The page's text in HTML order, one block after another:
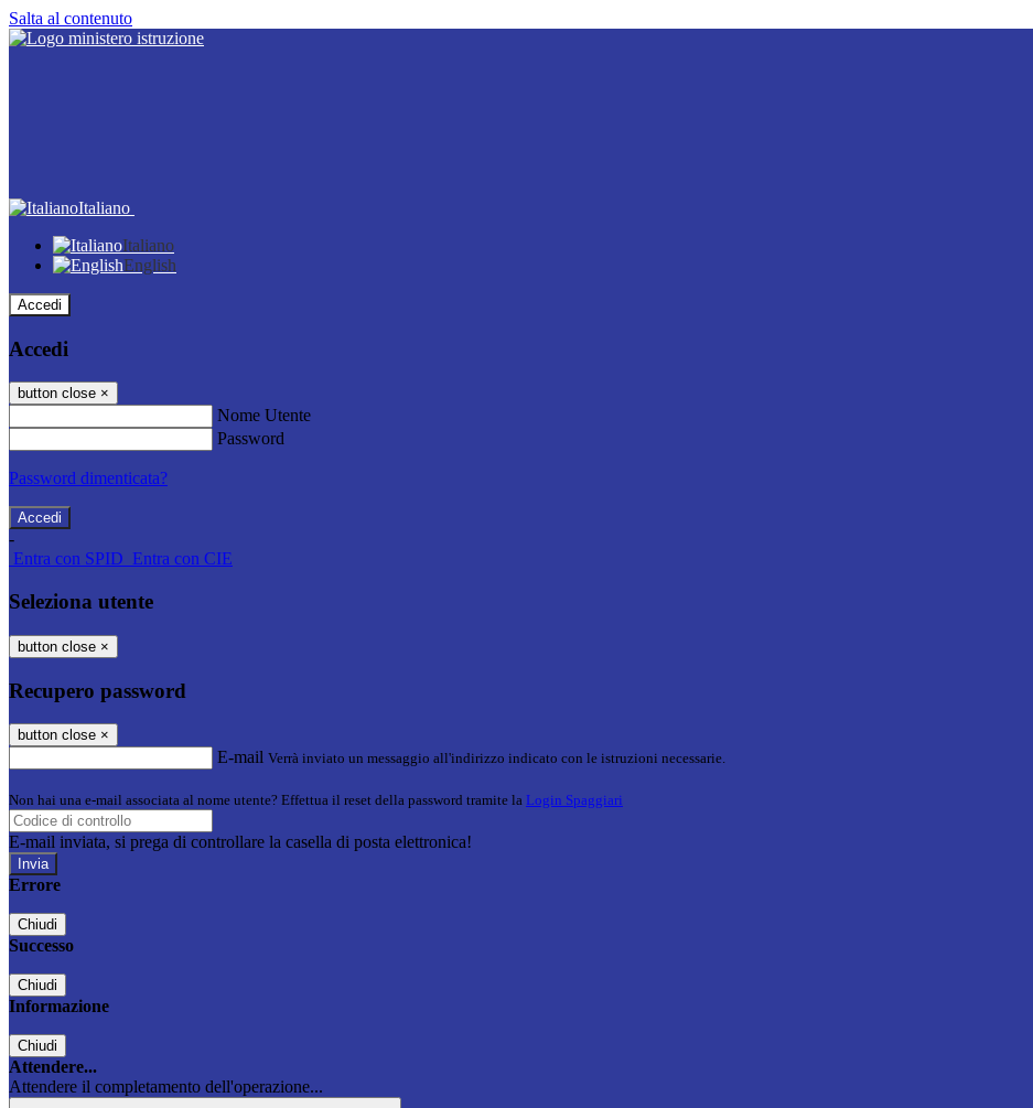
Salta al contenuto
Italiano
Italiano
English
Accedi
Accedi
button close ×
Nome Utente
Password
Password dimenticata?
-
Entra con SPID Entra con CIE
Seleziona utente
button close ×
Recupero password
button close ×
E-mail Verrà inviato un messaggio all'indirizzo indicato con le istruzioni necessarie.
Non hai una e-mail associata al nome utente? Effettua il reset della password tramite la Login Spaggiari
E-mail inviata, si prega di controllare la casella di posta elettronica!
Errore
Chiudi
Successo
Chiudi
Informazione
Chiudi
Attendere...
Attendere il completamento dell'operazione...